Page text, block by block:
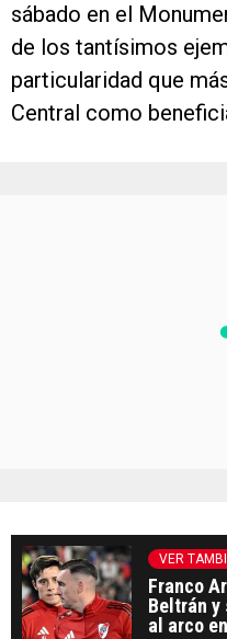
sábado en el
de los tantísimos
particularidad que
Central como
VER
Franco
Beltrán
al arco